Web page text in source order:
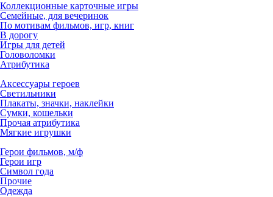
Коллекционные карточные игры
Семейные, для вечеринок
По мотивам фильмов, игр, книг
В дорогу
Игры для детей
Головоломки
Атрибутика
Аксессуары героев
Светильники
Плакаты, значки, наклейки
Сумки, кошельки
Прочая атрибутика
Мягкие игрушки
Герои фильмов, м/ф
Герои игр
Символ года
Прочие
Одежда